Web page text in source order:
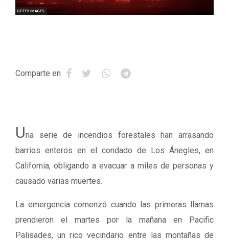
Comparte en
Una serie de incendios forestales han arrasando
barrios enteros en el condado de Los Ánegles, en
California, obligando a evacuar a miles de personas y
causado varias muertes.
La emergencia comenzó cuando las primeras llamas
prendieron el martes por la mañana en Pacific
Palisades, un rico vecindario entre las montañas de